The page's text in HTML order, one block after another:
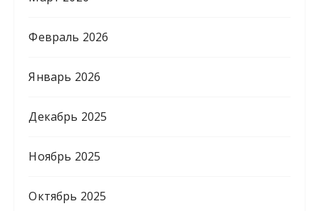
Февраль 2026
Январь 2026
Декабрь 2025
Ноябрь 2025
Октябрь 2025